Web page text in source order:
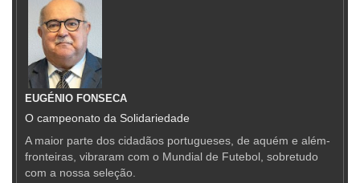
EUGÉNIO FONSECA
O campeonato da Solidariedade
A maior parte dos cidadãos portugueses, de aquém e além-
fronteiras, vibraram com o Mundial de Futebol, sobretudo
com a nossa seleção.